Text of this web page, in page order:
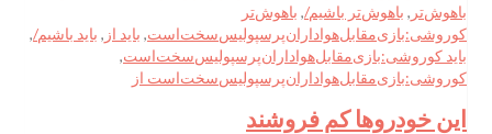
باهوش‌تر, باهوش‌تر باشیم/,باهوش‌تر
کوروشی:بازی‌مقابل‌هواداران‌پرسپولیس‌سخت‌است,باید از, باید باشیم/,
باید کوروشی:بازی‌مقابل‌هواداران‌پرسپولیس‌سخت‌است,
کوروشی:بازی‌مقابل‌هواداران‌پرسپولیس‌سخت‌است از
این خودروها کم‌ فروشند